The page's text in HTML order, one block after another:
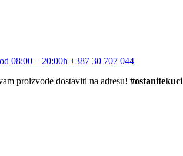
08:00 – 20:00h +387 30 707 044
proizvode dostaviti na adresu! #ostanitekuci